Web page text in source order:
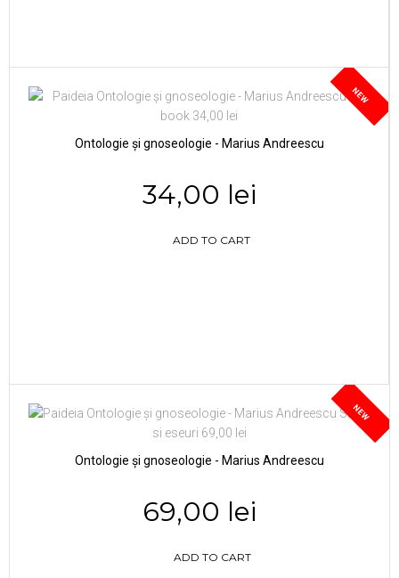
NEW
Ontologie și gnoseologie - Marius Andreescu
34,00 lei
ADD TO CART
NEW
Ontologie și gnoseologie - Marius Andreescu
69,00 lei
ADD TO CART